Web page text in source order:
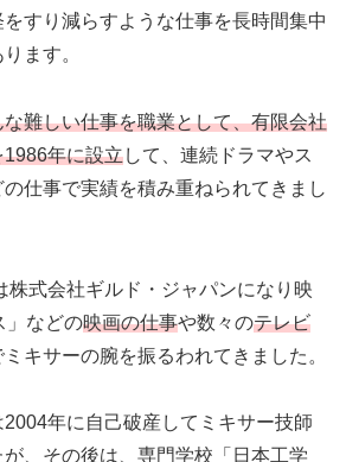
すり減らすような仕事を長時間集中
ます。
難しい仕事を職業として、有限会社
年に設立して、連続ドラマやス
仕事で実績を積み重ねられてきまし
株式会社ギルド・ジャパンになり映
」などの映画の仕事や数々のテレビ
ミキサーの腕を振るわれてきました。
年に自己破産してミキサー技師
、その後は、専門学校「日本工学